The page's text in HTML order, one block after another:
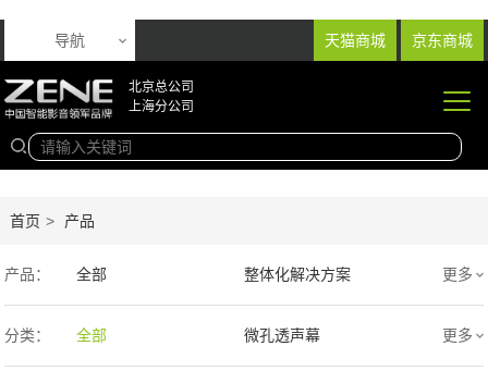
天猫商城 京东商城
导航
北京总公司
上海分公司
首页 > 产品
产品： 全部 整体化解决方案
音响产品 投影产品
更多
分类： 全部 微孔透声幕 更多